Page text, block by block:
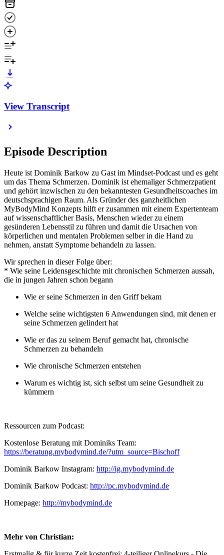
View Transcript
Episode Description
Heute ist Dominik Barkow zu Gast im Mindset-Podcast und es geht
um das Thema Schmerzen. Dominik ist ehemaliger Schmerzpatient
und gehört inzwischen zu den bekanntesten Gesundheitscoaches im
deutschsprachigen Raum. Als Gründer des ganzheitlichen
MyBodyMind Konzepts hilft er zusammen mit einem Expertenteam
auf wissenschaftlicher Basis, Menschen wieder zu einem
gesünderen Lebensstil zu führen und damit die Ursachen von
körperlichen und mentalen Problemen selber in die Hand zu
nehmen, anstatt Symptome behandeln zu lassen.
Wir sprechen in dieser Folge über:
* Wie seine Leidensgeschichte mit chronischen Schmerzen aussah,
die in jungen Jahren schon begann
Wie er seine Schmerzen in den Griff bekam
Welche seine wichtigsten 6 Anwendungen sind, mit denen er
seine Schmerzen gelindert hat
Wie er das zu seinem Beruf gemacht hat, chronische
Schmerzen zu behandeln
Wie chronische Schmerzen entstehen
Warum es wichtig ist, sich selbst um seine Gesundheit zu
kümmern
Ressourcen zum Podcast:
Kostenlose Beratung mit Dominiks Team:
https://beratung.mybodymind.de/?utm_source=Bischoff
Dominik Barkow Instagram: http://ig.mybodymind.de
Dominik Barkow Podcast: http://pc.mybodymind.de
Homepage: http://mybodymind.de
Mehr von Christian: